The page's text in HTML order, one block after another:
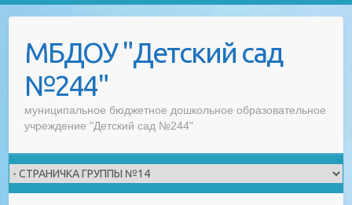
contentМБДОУ "Детский сад
№244"
муниципальное бюджетное дошкольное образовательное
учреждение "Детский сад №244"